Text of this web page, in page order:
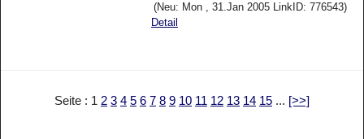
(Neu: Mon , 31.Jan 2005 LinkID: 776543)
Detail
Seite : 1 2 3 4 5 6 7 8 9 10 11 12 13 14 15 ... [>>]